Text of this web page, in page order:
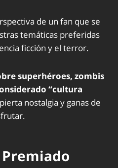
de un fan que se
temáticas preferidas
ficción y el terror.
superhéroes, zombis
“cultura
nostalgia y ganas de